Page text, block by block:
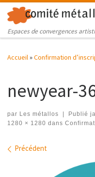
Skip to content
Espaces de convergences
Accueil»Confirmation
newyear-
par Les métallos | Publié
1280 × 1280 dans
Navigation
Précédent